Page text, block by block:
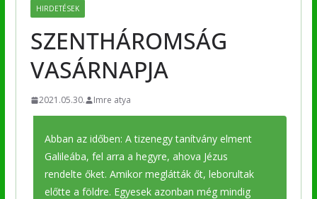
HIRDETÉSEK
SZENTHÁROMSÁG
VASÁRNAPJA
2021.05.30. Imre atya
Abban az időben: A tizenegy tanítvány elment
Galileába, fel arra a hegyre, ahova Jézus
rendelte őket. Amikor meglátták őt, leborultak
előtte a földre. Egyesek azonban még mindig